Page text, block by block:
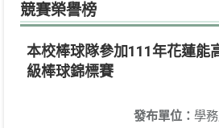
競賽榮譽榜
本校棒球隊參加111年花蓮能
級棒球錦標賽
發布單位： 學